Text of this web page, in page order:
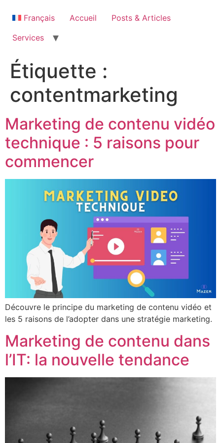
Français Accueil
Posts & Articles
Services
Étiquette :
contentmarketing
Marketing de contenu vidéo
technique : 5 raisons pour
commencer
Découvre le principe du marketing de contenu vidéo et
les 5 raisons de l’adopter dans une stratégie marketing.
Marketing de contenu dans
l’IT: la nouvelle tendance